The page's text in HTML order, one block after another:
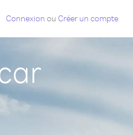
Connexion ou Créer un compte